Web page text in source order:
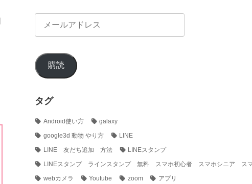
ア
ド
ス
購読
タグ
Android使い方
galaxy
google3d 動物 やり方
LINE
LINE 友だち追加 方法
LINEスタンプ
LINEスタンプ ラインスタンプ 無料 スマホ初心者 スマホシニア ス
webカメラ
Youtube zoom
アプリ